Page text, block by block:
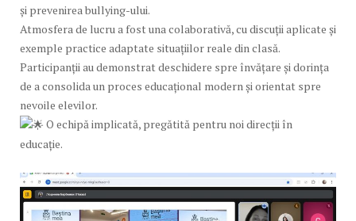
și prevenirea bullying-ului.
Atmosfera de lucru a fost una colaborativă, cu discuții aplicate și
exemple practice adaptate situațiilor reale din clasă.
Participanții au demonstrat deschidere spre învățare și dorința
de a consolida un proces educațional modern și orientat spre
nevoile elevilor.
O echipă implicată, pregătită pentru noi direcții în
educație.